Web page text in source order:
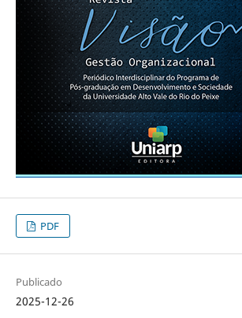
PDF
Publicado
2025-12-26